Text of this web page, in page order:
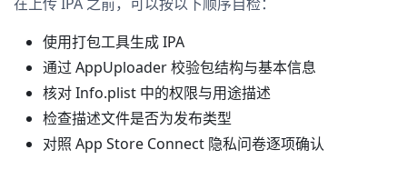
使用打包工具生成 IPA
通过 AppUploader 校验包结构与基本信息
核对 Info.plist 中的权限与用途描述
检查描述文件是否为发布类型
对照 App Store Connect 隐私问卷逐项确认